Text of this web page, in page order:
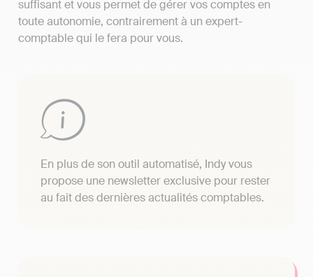
suffisant et vous permet de gérer vos comptes en
toute autonomie, contrairement à un expert-
comptable qui le fera pour vous.
En plus de son outil automatisé, Indy vous
propose une newsletter exclusive pour rester
au fait des dernières actualités comptables.